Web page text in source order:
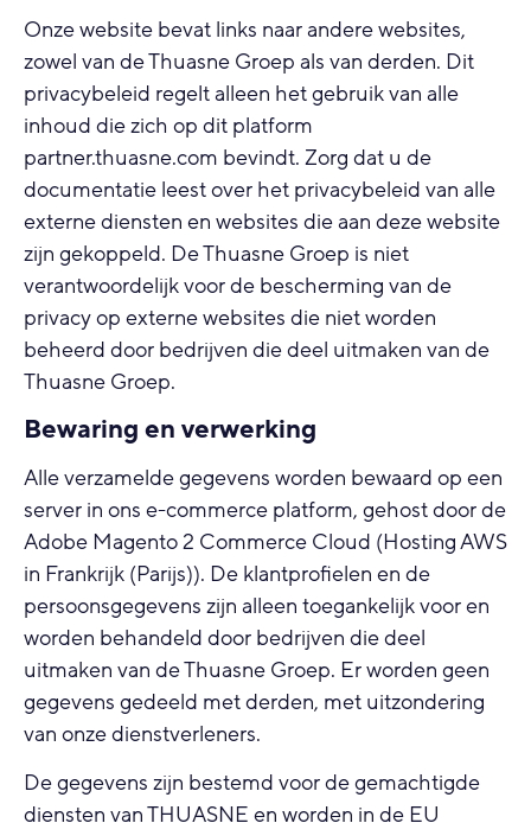
Onze website bevat links naar andere websites,
zowel van de Thuasne Groep als van derden. Dit
privacybeleid regelt alleen het gebruik van alle
inhoud die zich op dit platform
partner.thuasne.com bevindt. Zorg dat u de
documentatie leest over het privacybeleid van alle
externe diensten en websites die aan deze website
zijn gekoppeld. De Thuasne Groep is niet
verantwoordelijk voor de bescherming van de
privacy op externe websites die niet worden
beheerd door bedrijven die deel uitmaken van de
Thuasne Groep.
Bewaring en verwerking
Alle verzamelde gegevens worden bewaard op een
server in ons e-commerce platform, gehost door de
Adobe Magento 2 Commerce Cloud (Hosting AWS
in Frankrijk (Parijs)). De klantprofielen en de
persoonsgegevens zijn alleen toegankelijk voor en
worden behandeld door bedrijven die deel
uitmaken van de Thuasne Groep. Er worden geen
gegevens gedeeld met derden, met uitzondering
van onze dienstverleners.
De gegevens zijn bestemd voor de gemachtigde
diensten van THUASNE en worden in de EU